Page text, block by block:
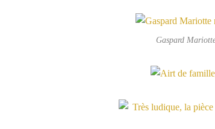
Gaspard